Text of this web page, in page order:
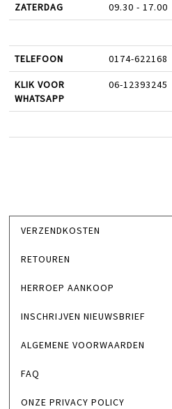
ZATERDAG 09.30 - 17.00
TELEFOON 0174-622168
KLIK VOOR
WHATSAPP
06-12393245
VERZENDKOSTEN
RETOUREN
HERROEP AANKOOP
INSCHRIJVEN NIEUWSBRIEF
ALGEMENE VOORWAARDEN
FAQ
ONZE PRIVACY POLICY